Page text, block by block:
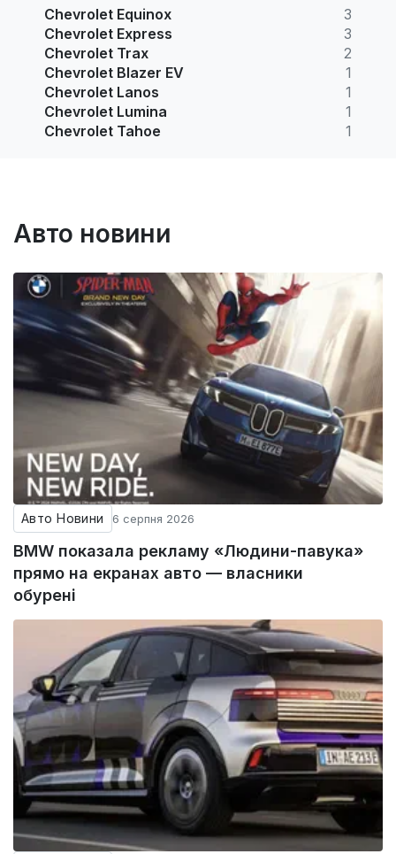
Chevrolet Equinox
3
Chevrolet Express
3
Chevrolet Trax
2
Chevrolet Blazer EV
1
Chevrolet Lanos
1
Chevrolet Lumina
1
Chevrolet Tahoe
1
Авто новини
Авто Новини 6 серпня 2026
BMW показала рекламу «Людини-павука»
прямо на екранах авто — власники
обурені